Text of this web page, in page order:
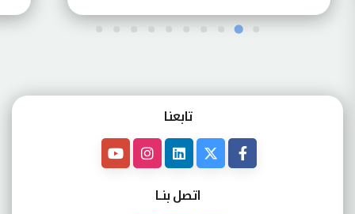
تابعنـا
اتصل بنــا